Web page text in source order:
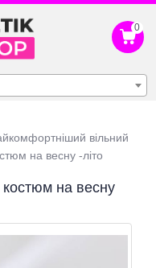
0
вільний
на весну -літо
на весну